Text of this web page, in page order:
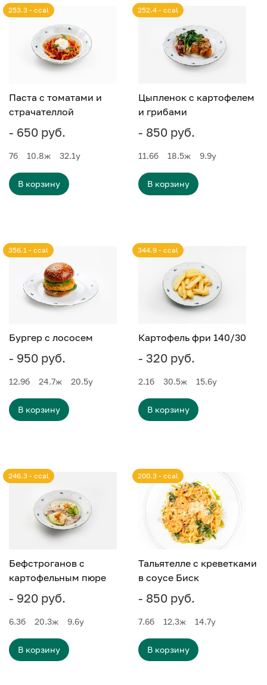
Паста с томатами и
страчателлой
- 650 руб.
253.3 - ccal
7б 10.8ж 32.1у
В корзину
Цыпленок с картофелем
и грибами
- 850 руб.
252.4 - ccal
11.6б 18.5ж 9.9у
В корзину
Бургер с лососем
- 950 руб.
356.1 - ccal
12.9б 24.7ж 20.5у
В корзину
Картофель фри 140/30
- 320 руб.
344.9 - ccal
2.1б 30.5ж 15.6у
В корзину
Бефстроганов с
картофельным пюре
- 920 руб.
246.3 - ccal
6.3б 20.3ж 9.6у
В корзину
Тальятелле с креветками
в соусе Биск
- 850 руб.
200.3 - ccal
7.6б 12.3ж 14.7у
В корзину